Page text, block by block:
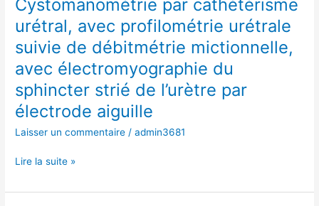
sphincter
strié
l’urètre
par
électrode
aiguille
Cystomanométrie par cathétérisme
urétral, avec profilométrie urétrale
suivie de débitmétrie mictionnelle,
avec électromyographie du
sphincter strié de l’urètre par
électrode aiguille
Laisser un commentaire /admin3681
par
cathétérisme
urétral,
avec
urétrale
suivie
de
mictionnelle,
Lire la suite »